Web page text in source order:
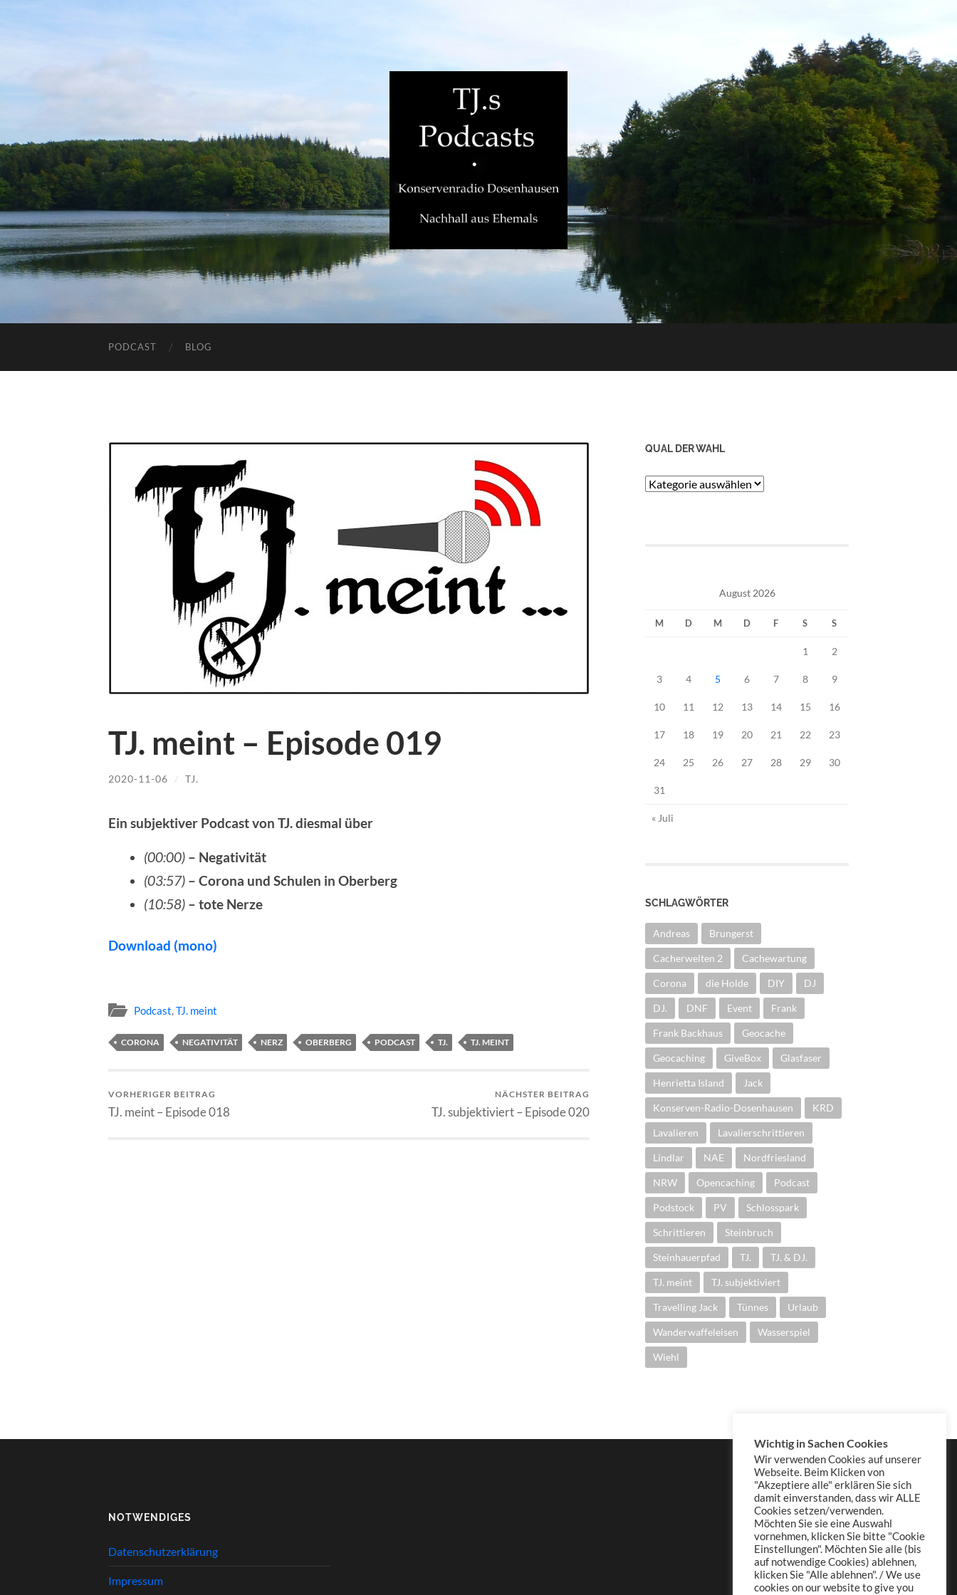
PODCAST BLOG
TJ. meint – Episode 019
2020-11-06 / TJ.
Ein subjektiver Podcast von TJ. diesmal über
(00:00) – Negativität
(03:57) – Corona und Schulen in Oberberg
(10:58) – tote Nerze
Download (mono)
Podcast,TJ. meint
CORONA NEGATIVITÄT NERZ OBERBERG PODCAST TJ. TJ. MEINT
VORHERIGER BEITRAG
TJ. meint – Episode 018
NÄCHSTER BEITRAG
TJ. subjektiviert – Episode 020
QUAL DER WAHL
Qual
August 2026
M D M D F S S
1 2
3 4 5 6 7 8 9
10 11 12 13 14 15 16
17 18 19 20 21 22 23
24 25 26 27 28 29 30
31
« Juli
SCHLAGWÖRTER
Andreas Brungerst
Cacherwelten 2 Cachewartung
Corona die Holde DIY DJ
DJ. DNF Event Frank
Frank Backhaus Geocache
Geocaching GiveBox Glasfaser
Henrietta Island Jack
Konserven-Radio-Dosenhausen KRD
Lavalieren Lavalierschrittieren
Lindlar NAE Nordfriesland
NRW Opencaching Podcast
Podstock PV Schlosspark
Schrittieren Steinbruch
Steinhauerpfad TJ. TJ. & DJ.
TJ. meint TJ. subjektiviert
Travelling Jack Tünnes Urlaub
Wanderwaffeleisen Wasserspiel
Wiehl
NOTWENDIGES
Datenschutzerklärung
Impressum
Wichtig in Sachen Cookies
Wir verwenden Cookies auf unserer
Webseite. Beim Klicken von
"Akzeptiere alle" erklären Sie sich
damit einverstanden, dass wir ALLE
Cookies setzen/verwenden.
Möchten Sie sie eine Auswahl
vornehmen, klicken Sie bitte "Cookie
Einstellungen". Möchten Sie alle (bis
auf notwendige Cookies) ablehnen,
klicken Sie "Alle ablehnen". / We use
cookies on our website to give you